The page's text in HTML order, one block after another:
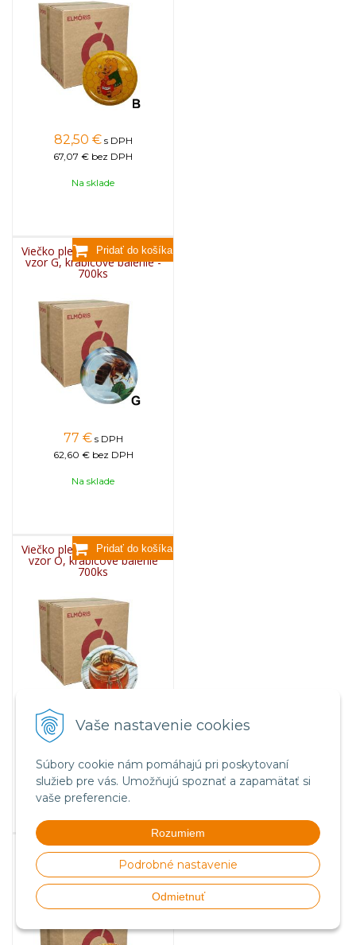
Vaše nastavenie cookies
Súbory cookie nám pomáhajú pri poskytovaní
služieb pre vás. Umožňujú spoznať a zapamätať si
vaše preferencie.
Rozumiem
Podrobné nastavenie
Odmietnuť
82,50 € s DPH
67,07 € bez DPH
Na sklade
Viečko plechové TWIST 82 -
vzor G, krabicové balenie -
700ks
77 € s DPH
62,60 € bez DPH
Na sklade
Viečko plechové TWIST 82 -
vzor O, krabicové balenie
700ks
77
Na sklade
Viečko plechové TWIST 82 -
vzor P, krabicové balenie